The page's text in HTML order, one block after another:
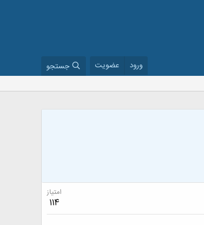
ورود عضویت جستجو
امتیاز
114